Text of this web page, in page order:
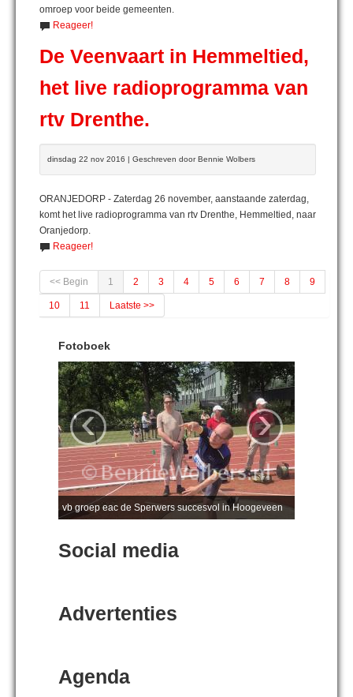
omroep voor beide gemeenten.
Reageer!
De Veenvaart in Hemmeltied,
het live radioprogramma van
rtv Drenthe.
dinsdag 22 nov 2016 | Geschreven door Bennie Wolbers
ORANJEDORP - Zaterdag 26 november, aanstaande zaterdag,
komt het live radioprogramma van rtv Drenthe, Hemmeltied, naar
Oranjedorp.
Reageer!
<< Begin 1 2 3 4 5 6 7 8 9
10 11 Laatste >>
Fotoboek
vb groep eac de Sperwers succesvol in Hoogeveen
‹ ›
Social media
Advertenties
Agenda